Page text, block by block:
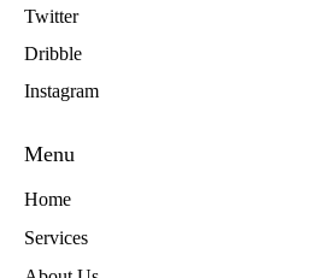
Twitter
Dribble
Instagram
Menu
Home
Services